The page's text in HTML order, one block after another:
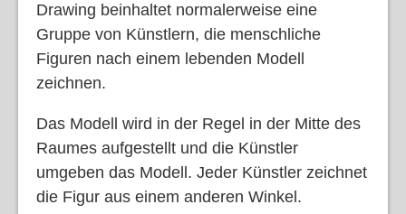
Drawing beinhaltet normalerweise eine
Gruppe von Künstlern, die menschliche
Figuren nach einem lebenden Modell
zeichnen.
Das Modell wird in der Regel in der Mitte des
Raumes aufgestellt und die Künstler
umgeben das Modell. Jeder Künstler zeichnet
die Figur aus einem anderen Winkel.